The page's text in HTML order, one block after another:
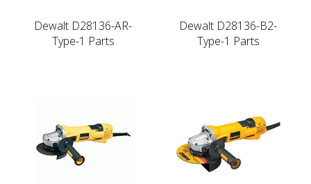
Dewalt D28136-AR-
Type-1 Parts
Dewalt D28136-B2-
Type-1 Parts